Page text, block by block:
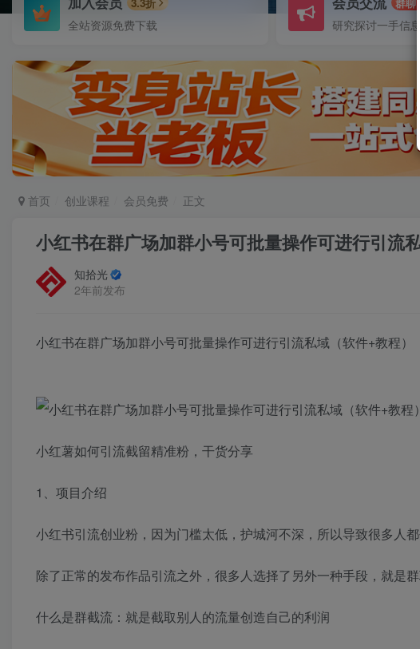
全站资源免费下载 研究探讨一手信
首页 创业课程 会员免费 正文
小红书在群广场加群小号可批量操作可进行引流
知拾光
2年前发布
小红书在群广场加群小号可批量操作可进行引流私域（软件+教程）
小红薯如何引流截留精准粉，干货分享
1、项目介绍
小红书引流创业粉，因为门槛太低，护城河不深，所以导致很多人都
除了正常的发布作品引流之外，很多人选择了另外一种手段，就是群
什么是群截流：就是截取别人的流量创造自己的利润